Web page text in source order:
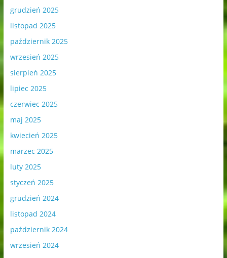
grudzień 2025
listopad 2025
październik 2025
wrzesień 2025
sierpień 2025
lipiec 2025
czerwiec 2025
maj 2025
kwiecień 2025
marzec 2025
luty 2025
styczeń 2025
grudzień 2024
listopad 2024
październik 2024
wrzesień 2024